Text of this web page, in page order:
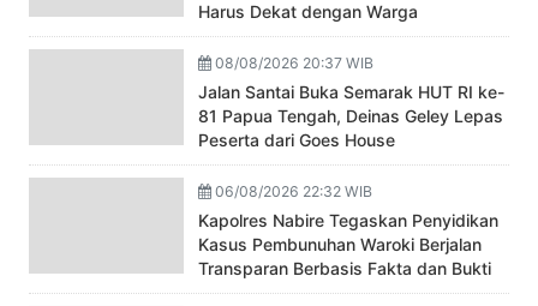
Harus Dekat dengan Warga
08/08/2026 20:37 WIB
Jalan Santai Buka Semarak HUT RI ke-
81 Papua Tengah, Deinas Geley Lepas
Peserta dari Goes House
06/08/2026 22:32 WIB
Kapolres Nabire Tegaskan Penyidikan
Kasus Pembunuhan Waroki Berjalan
Transparan Berbasis Fakta dan Bukti